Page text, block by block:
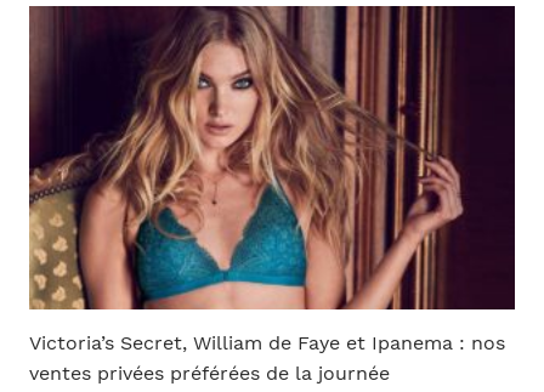
Victoria’s Secret, William de Faye et Ipanema : nos
ventes privées préférées de la journée